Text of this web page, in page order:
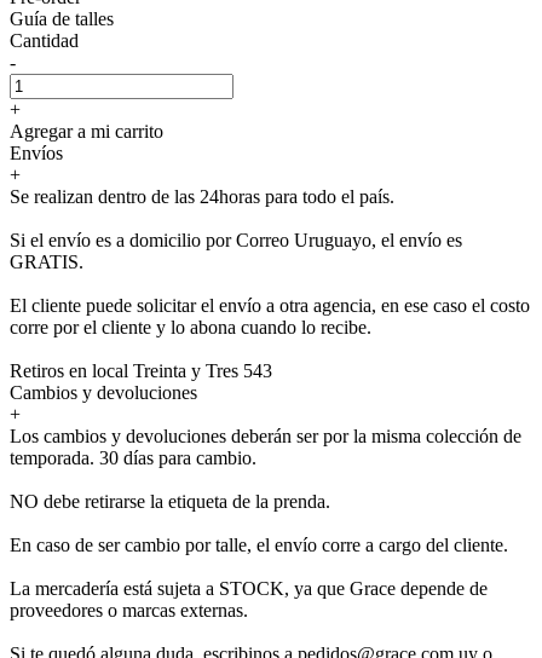
Guía de talles
Cantidad
-
+
Agregar a mi carrito
Envíos
+
Se realizan dentro de las 24horas para todo el país.
Si el envío es a domicilio por Correo Uruguayo, el envío es
GRATIS.
El cliente puede solicitar el envío a otra agencia, en ese caso el costo
corre por el cliente y lo abona cuando lo recibe.
Retiros en local Treinta y Tres 543
Cambios y devoluciones
+
Los cambios y devoluciones deberán ser por la misma colección de
temporada. 30 días para cambio.
NO debe retirarse la etiqueta de la prenda.
En caso de ser cambio por talle, el envío corre a cargo del cliente.
La mercadería está sujeta a STOCK, ya que Grace depende de
proveedores o marcas externas.
Si te quedó alguna duda, escribinos a pedidos@grace.com.uy o